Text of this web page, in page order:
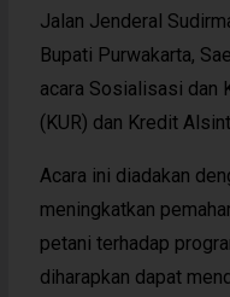
Jalan Jenderal
Bupati Purwakarta,
acara Sosialisasi dan
(KUR) dan Kredit
Acara ini diadakan
meningkatkan
petani terhadap
diharapkan dapat